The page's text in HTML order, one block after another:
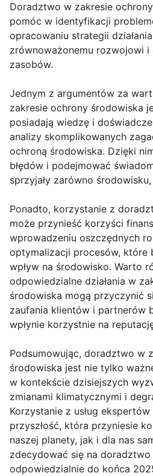
Doradztwo w zakresie
pomóc w identyfikacji
opracowaniu strategii
zrównoważonemu rozwojowi i
zasobów.
Jednym z argumentów za
zakresie ochrony środowiska
posiadają wiedzę i
analizy skomplikowanych
ochroną środowiska. Dzięki
błędów i podejmować
sprzyjały zarówno
Ponadto, korzystanie z
może przynieść korzyści
wprowadzeniu oszczędnych
optymalizacji procesów, które
wpływ na środowisko. Warto
odpowiedzialne działania w
środowiska mogą przyczynić
zaufania klientów i partnerów
wpłynie korzystnie na
Podsumowując, doradztwo w
środowiska jest nie tylko
w kontekście dzisiejszych
zmianami klimatycznymi i
Korzystanie z usług
przyszłość, która przyniesie
naszej planety, jak i dla nas
zdecydować się na doradztwo
odpowiedzialnie do końca